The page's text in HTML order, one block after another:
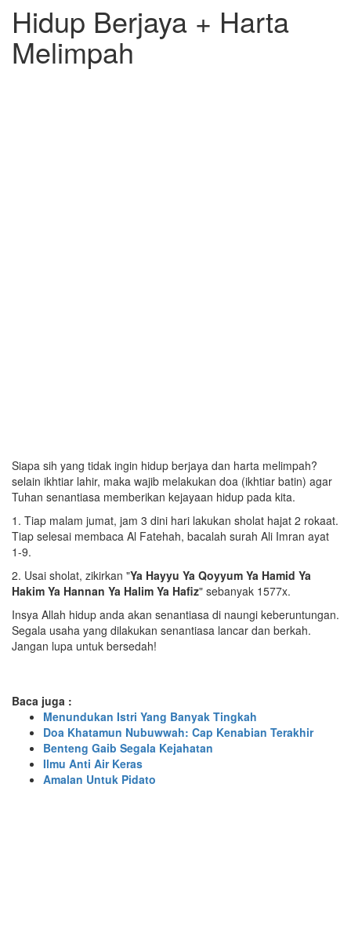
Hidup Berjaya + Harta
Melimpah
Siapa sih yang tidak ingin hidup berjaya dan harta melimpah?
selain ikhtiar lahir, maka wajib melakukan doa (ikhtiar batin) agar
Tuhan senantiasa memberikan kejayaan hidup pada kita.
1. Tiap malam jumat, jam 3 dini hari lakukan sholat hajat 2 rokaat.
Tiap selesai membaca Al Fatehah, bacalah surah Ali Imran ayat
1-9.
2. Usai sholat, zikirkan "Ya Hayyu Ya Qoyyum Ya Hamid Ya
Hakim Ya Hannan Ya Halim Ya Hafiz" sebanyak 1577x.
Insya Allah hidup anda akan senantiasa di naungi keberuntungan.
Segala usaha yang dilakukan senantiasa lancar dan berkah.
Jangan lupa untuk bersedah!
Baca juga :
Menundukan Istri Yang Banyak Tingkah
Doa Khatamun Nubuwwah: Cap Kenabian Terakhir
Benteng Gaib Segala Kejahatan
Ilmu Anti Air Keras
Amalan Untuk Pidato